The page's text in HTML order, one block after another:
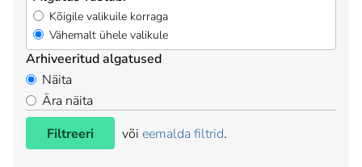
Kõigile valikuile korraga
Vähemalt ühele valikule
Arhiveeritud algatused
Näita
Ära näita
Filtreeri
või eemalda filtrid.